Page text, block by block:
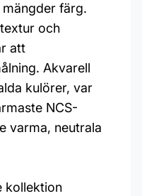
färg.
och
att
Akvarell
kulörer, var
NCS-
varma, neutrala
kollektion